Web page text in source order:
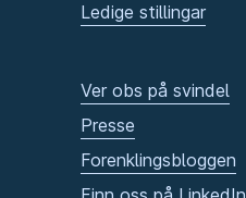
Ledige stillingar
Ver obs på svindel
Presse
Forenklingsbloggen